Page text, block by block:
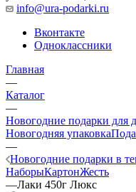
info@ura-podarki.ru
Вконтакте
Одноклассники
Главная
—
Каталог
—
Новогодние подарки для
Новогодняя упаковка
—
Новогодние подарки в
НаборыКартонЖесть
—Лаки 450г Люкс